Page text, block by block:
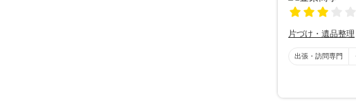
片づけ・遺品整理
出張・訪問専門